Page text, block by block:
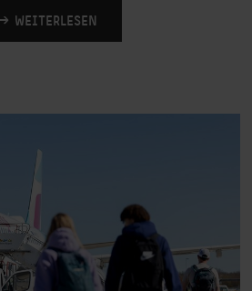
WEITERLESEN